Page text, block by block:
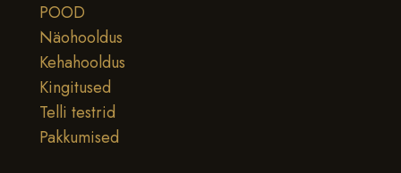
POOD
Näohooldus
Kehahooldus
Kingitused
Telli testrid
Pakkumised